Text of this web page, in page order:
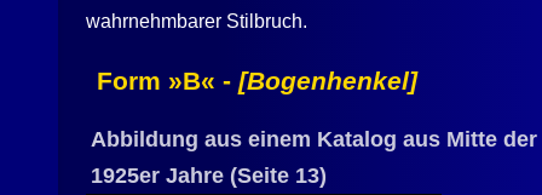
wahrnehmbarer Stilbruch.
Form »B« - [Bogenhenkel]
Abbildung aus einem Katalog aus Mitte der
1925er Jahre (Seite 13)